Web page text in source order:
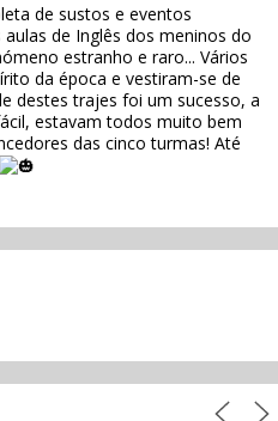
de sustos e eventos
de Inglês dos meninos do
estranho e raro... Vários
da época e vestiram-se de
destes trajes foi um sucesso, a
estavam todos muito bem
das cinco turmas! Até